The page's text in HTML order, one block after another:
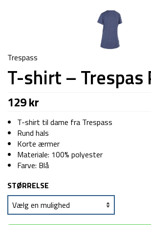
Trespass
T-shirt – Trespas
129kr
T-shirt til dame fra Trespass
Rund hals
Korte ærmer
Materiale: 100% polyester
Farve: Blå
STØRRELSE